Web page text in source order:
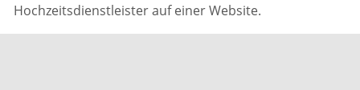
Hochzeitsdienstleister auf einer Website.